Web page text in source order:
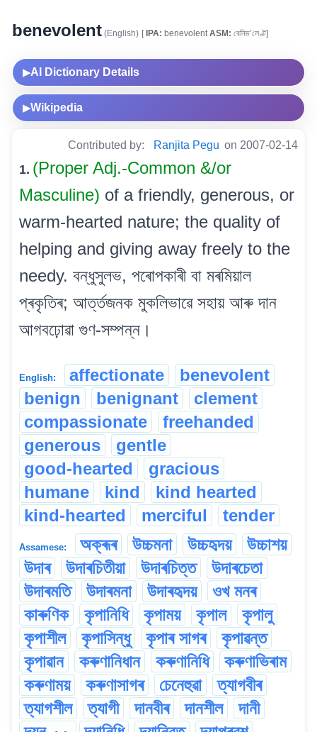
benevolent (English) [IPA: benevolent ASM: বেনিভ’লেণ্ট]
▶AI Dictionary Details
▶Wikipedia
Contributed by: Ranjita Pegu on 2007-02-14
1. (Proper Adj.-Common &/or
Masculine) of a friendly, generous, or
warm-hearted nature; the quality of
helping and giving away freely to the
needy. বন্ধুসুলভ, পৰোপকাৰী বা মৰমিয়াল
প্ৰকৃতিৰ; আৰ্ত্তজনক মুকলিভাৱে সহায় আৰু দান
আগবঢ়োৱা গুণ-সম্পন্ন।
English: affectionate
benevolent
benign
benignant
clement
compassionate
freehanded
generous
gentle
good-hearted
gracious
humane
kind
kind hearted
kind-hearted
merciful tender
Assamese: অক্ৰূৰ উচ্চমনা উচ্চহৃদয়
উচ্চাশয়
উদাৰ
উদাৰচিতীয়া উদাৰচিত্ত
উদাৰচেতা
উদাৰমতি
উদাৰমনা উদাৰহৃদয়
ওখ মনৰ
কাৰুণিক
কৃপানিধি কৃপাময় কৃপাল
কৃপালু
কৃপাশীল
কৃপাসিন্ধু কৃপাৰ সাগৰ
কৃপাৱন্ত
কৃপাৱান
কৰুণানিধান কৰুণানিধি
কৰুণাভিৰাম
কৰুণাময়
কৰুণাসাগৰ চেনেহুৱা
ত্যাগবীৰ
ত্যাগশীল
ত্যাগী দানবীৰ দানশীল
দানী